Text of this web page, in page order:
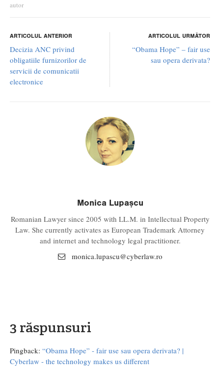
autor
ARTICOLUL ANTERIOR
Decizia ANC privind
obligatiile furnizorilor de
servicii de comunicatii
electronice
ARTICOLUL URMĂTOR
“Obama Hope” – fair use
sau opera derivata?
Monica Lupașcu
Romanian Lawyer since 2005 with LL.M. in Intellectual Property
Law. She currently activates as European Trademark Attorney
and internet and technology legal practitioner.
monica.lupascu@cyberlaw.ro
3 răspunsuri
Pingback: “Obama Hope” - fair use sau opera derivata? |
Cyberlaw - the technology makes us different